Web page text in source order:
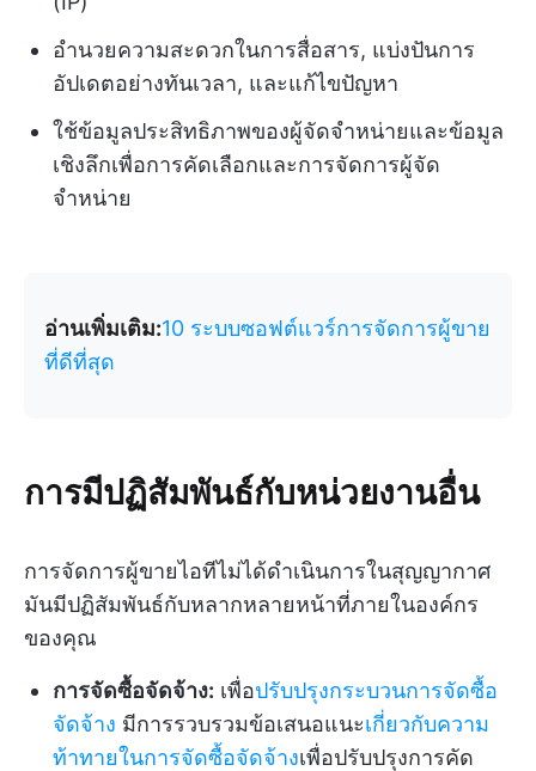
อำนวยความสะดวกในการสื่อสาร, แบ่งปันการ
อัปเดตอย่างทันเวลา, และแก้ไขปัญหา
ใช้ข้อมูลประสิทธิภาพของผู้จัดจำหน่ายและข้อมูล
เชิงลึกเพื่อการคัดเลือกและการจัดการผู้จัด
จำหน่าย
อ่านเพิ่มเติม:10 ระบบซอฟต์แวร์การจัดการผู้ขาย
ที่ดีที่สุด
การมีปฏิสัมพันธ์กับหน่วยงานอื่น
การจัดการผู้ขายไอทีไม่ได้ดำเนินการในสุญญากาศ
มันมีปฏิสัมพันธ์กับหลากหลายหน้าที่ภายในองค์กร
ของคุณ
การจัดซื้อจัดจ้าง: เพื่อปรับปรุงกระบวนการจัดซื้อ
จัดจ้าง มีการรวบรวมข้อเสนอแนะเกี่ยวกับความ
ท้าทายในการจัดซื้อจัดจ้างเพื่อปรับปรุงการคัด